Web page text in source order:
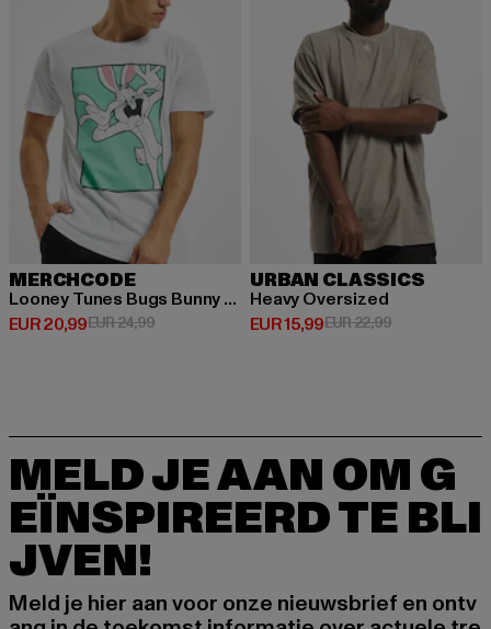
MERCHCODE
Looney Tunes Bugs Bunny Funny Face
EUR 20,99
Huidige prijs: EUR 20,99
EUR 24,99Actieprijs: EUR 24,99
URBAN CLASSICS
Heavy Oversized
EUR 15,99
Huidige prijs: EUR 15,99
EUR 22,99Actieprijs:
MELD JE AAN OM G
EÏNSPIREERD TE BLI
JVEN!
Meld je hier aan voor onze nieuwsbrief en ontv